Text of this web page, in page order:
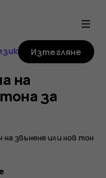
Изтегляне
на
за
звънене или нов тон